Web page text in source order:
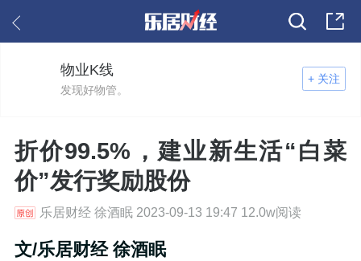
+ 关注
物业K线
发现好物管。
折价99.5%，建业新生活“白菜
价”发行奖励股份
乐居财经 徐酒眠 2023-09-13 19:47 12.0w阅读
文/乐居财经 徐酒眠